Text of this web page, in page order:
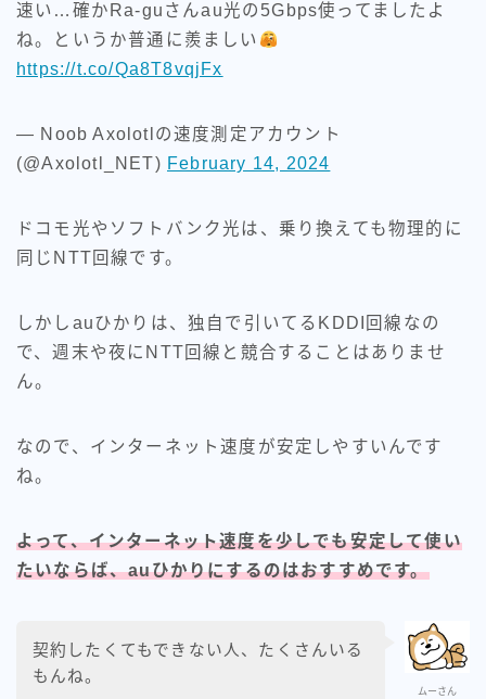
速い…確かRa-guさんau光の5Gbps使ってましたよ
ね。というか普通に羨ましい
https://t.co/Qa8T8vqjFx
— Noob Axolotlの速度測定アカウント
(@Axolotl_NET) February 14, 2024
ドコモ光やソフトバンク光は、乗り換えても物理的に
同じNTT回線です。
しかしauひかりは、独自で引いてるKDDI回線なの
で、週末や夜にNTT回線と競合することはありませ
ん。
なので、インターネット速度が安定しやすいんです
ね。
よって、インターネット速度を少しでも安定して使い
たいならば、auひかりにするのはおすすめです。
ムーさん
契約したくてもできない人、たくさんいる
もんね。